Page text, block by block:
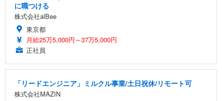
に職つける
株式会社alBee
東京都
月給25万5,000円～37万5,000円
正社員
「リードエンジニア」ミルクル事業/土日祝休/リモート可
株式会社MAZIN